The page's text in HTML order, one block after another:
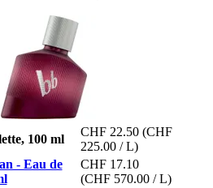
100 ml
CHF 22.50 (CHF
225.00 / L)
- Eau de
CHF 17.10
(CHF 570.00 / L)